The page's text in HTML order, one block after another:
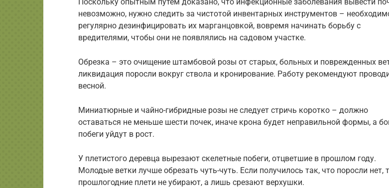
Поскольку опытным путем доказано, что инфекционные заболевания вывести
невозможно, нужно следить за чистотой инвентарных инструментов –
регулярно дезинфицировать их марганцовкой, вовремя начинать борьбу с
вредителями, чтобы они не появлялись на садовом участке.
Обрезка – это очищение штамбовой розы от старых, больных и поврежденных
ликвидация поросли вокруг ствола и кронирование. Работу рекомендуют
весной.
Миниатюрные и чайно-гибридные розы не следует стричь коротко – должно
оставаться не меньше шести почек, иначе крона будет неправильной формы, а
побеги уйдут в рост.
У плетистого деревца вырезают скелетные побеги, отцветшие в прошлом году.
Молодые ветки лучше обрезать чуть-чуть. Если получилось так, что поросли нет,
прошлогодние плети не убирают, а лишь срезают верхушки.